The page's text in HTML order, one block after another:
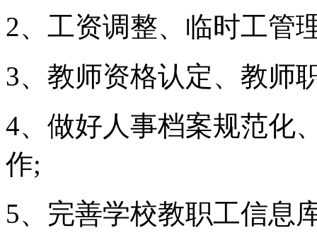
2、工资调整、临时工管
3、教师资格认定、教师
4、做好人事档案规范化
作;
5、完善学校教职工信息